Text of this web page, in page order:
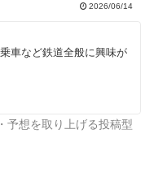
2026/06/14
車など鉄道全般に興味が
予想を取り上げる投稿型